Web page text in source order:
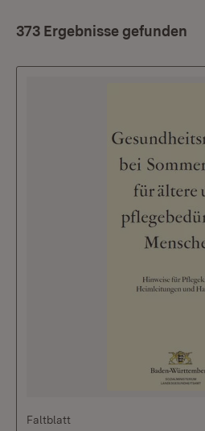
373 Ergebnisse gefunden
Faltblatt